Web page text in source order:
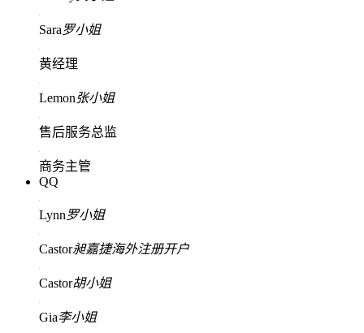
Sara罗小姐
黄经理
Lemon张小姐
售后服务总监
商务主管
QQ
Lynn罗小姐
Castor昶嘉捷海外注册开户
Castor胡小姐
Gia李小姐